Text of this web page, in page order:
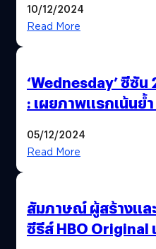
คาด ซีรีส์ ‘The
10/12/2024
Read More
‘Wednesday’ ซีซัน
: เผยภาพแรกเน้นย้
05/12/2024
Read More
สัมภาษณ์ ผู้สร้างแล
ซีรีส์ HBO Original